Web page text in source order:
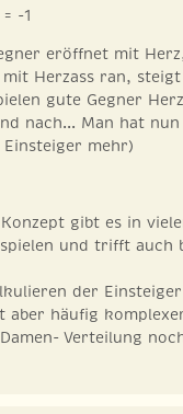
-1
eröffnet mit
mit Herzass ran,
gute Gegner
nach... Man hat
Einsteiger mehr)
Konzept gibt es in
und trifft auch
der
aber häufig
Verteilung